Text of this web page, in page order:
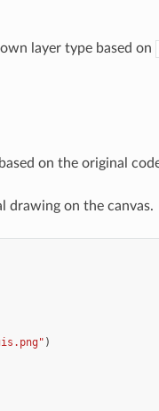
layer type based on
on the original
drawing on the canvas.
)